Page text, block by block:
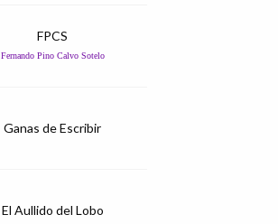
FPCS
Fernando Pino Calvo Sotelo
Ganas de Escribir
El Aullido del Lobo